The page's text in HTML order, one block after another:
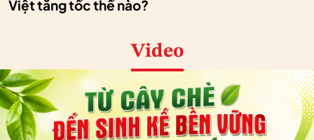
Việt tăng tốc thế nào?
Video